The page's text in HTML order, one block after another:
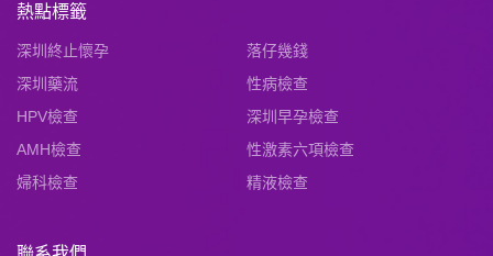
熱點標籤
深圳終止懷孕
落仔幾錢
深圳藥流
性病檢查
HPV檢查
深圳早孕檢查
AMH檢查
性激素六項檢查
婦科檢查
精液檢查